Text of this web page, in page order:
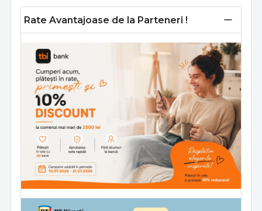
Rate Avantajoase de la Parteneri !